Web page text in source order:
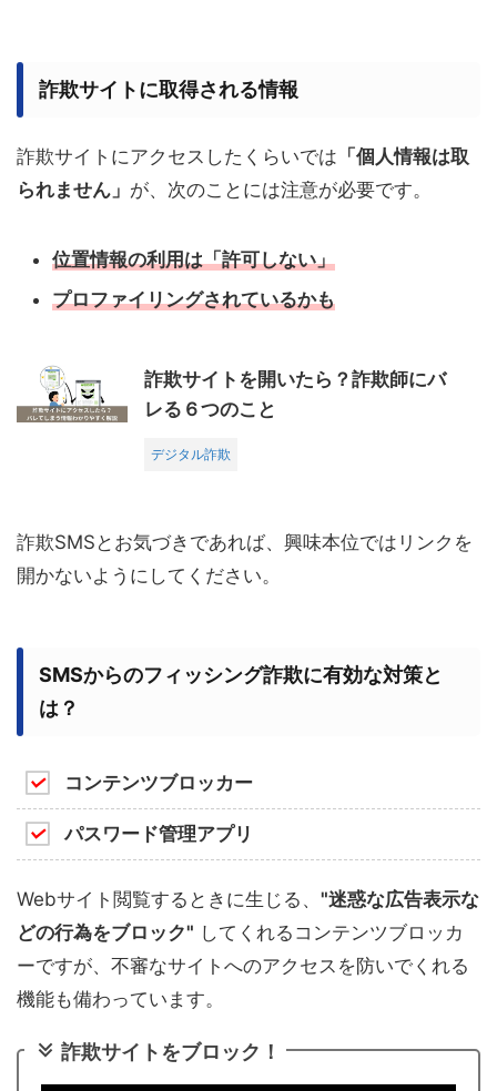
詐欺サイトに取得される情報
詐欺サイトにアクセスしたくらいでは 「個人情報は取
られません」 が、次のことには注意が必要です。
位置情報の利用は「許可しない」
プロファイリングされているかも
詐欺サイトを開いたら？詐欺師にバ
レる６つのこと
デジタル詐欺
詐欺SMSとお気づきであれば、興味本位ではリンクを
開かないようにしてください。
SMSからのフィッシング詐欺に有効な対策と
は？
コンテンツブロッカー
パスワード管理アプリ
Webサイト閲覧するときに生じる、 "迷惑な広告表示な
どの行為をブロック" してくれるコンテンツブロッカ
ーですが、不審なサイトへのアクセスを防いでくれる
機能も備わっています。
詐欺サイトをブロック！